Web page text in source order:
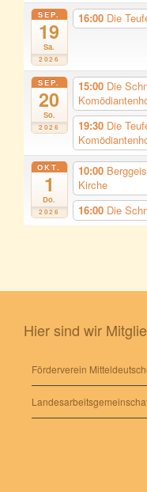
SEP.
19
Sa.
2026
16:00 Die
SEP.
20
So.
2026
15:00 Die
19:30 Die
OKT.
1
Do.
2026
10:00
Kirche
16:00 Die
Hier sind wir
Förderverein